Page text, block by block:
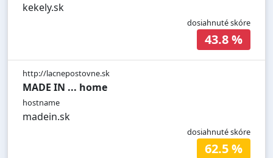
kekely.sk
dosiahnuté skóre
43.8 %
http://lacnepostovne.sk
MADE IN ... home
hostname
madein.sk
dosiahnuté skóre
62.5 %